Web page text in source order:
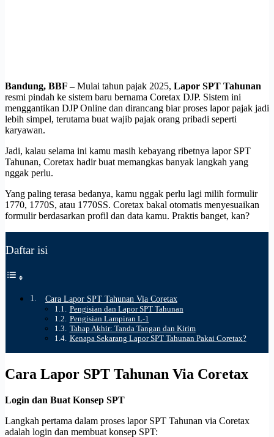
Bandung, BBF –Mulai tahun pajak 2025, Lapor SPT Tahunan
resmi pindah ke sistem baru bernama Coretax DJP. Sistem ini
menggantikan DJP Online dan dirancang biar proses lapor pajak jadi
lebih simpel, terutama buat wajib pajak orang pribadi seperti
karyawan.
Jadi, kalau selama ini kamu masih kebayang ribetnya lapor SPT
Tahunan, Coretax hadir buat memangkas banyak langkah yang
nggak perlu.
Yang paling terasa bedanya, kamu nggak perlu lagi milih formulir
1770, 1770S, atau 1770SS. Coretax bakal otomatis menyesuaikan
formulir berdasarkan profil dan data kamu. Praktis banget, kan?
Daftar isi
Cara Lapor SPT Tahunan Via Coretax
Pengisian dan Lapor SPT Tahunan
Pengisian Lampiran L-1
Tahap Akhir: Tanda Tangan dan Kirim
Kenapa Sekarang Lapor SPT Tahunan Pakai Coretax?
Cara Lapor SPT Tahunan Via Coretax
Login dan Buat Konsep SPT
Langkah pertama dalam proses lapor SPT Tahunan via Coretax
adalah login dan membuat konsep SPT: